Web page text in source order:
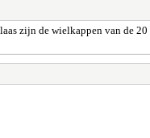
zijn de wielkappen van de